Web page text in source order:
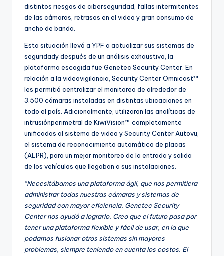
distintos riesgos de ciberseguridad, fallas intermitentes
de las cámaras, retrasos en el video y gran consumo de
ancho de banda.
Esta situación llevó a YPF a actualizar sus sistemas de
seguridady después de un análisis exhaustivo, la
plataforma escogida fue Genetec Security Center. En
relación a la videovigilancia, Security Center Omnicast™
les permitió centralizar el monitoreo de alrededor de
3.500 cámaras instaladas en distintas ubicaciones en
todo el país. Adicionalmente, utilizaron las analíticas de
intrusiónperimetral de KiwiVision™ completamente
unificadas al sistema de video y Security Center Autovu,
el sistema de reconocimiento automático de placas
(ALPR), para un mejor monitoreo de la entrada y salida
de los vehículos que llegaban a sus instalaciones.
“Necesitábamos una plataforma ágil, que nos permitiera
administrar todas nuestras cámaras y sistemas de
seguridad con mayor eficiencia. Genetec Security
Center nos ayudó a lograrlo. Creo que el futuro pasa por
tener una plataforma flexible y fácil de usar, en la que
podamos fusionar otros sistemas sin mayores
problemas, siempre teniendo en cuenta los costos. El